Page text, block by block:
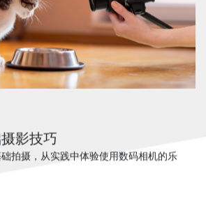
影技巧
拍摄，从实践中体验使用数码相机的乐